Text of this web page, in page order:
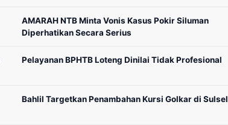
AMARAH NTB Minta Vonis Kasus Pokir Siluman
Diperhatikan Secara Serius
Pelayanan BPHTB Loteng Dinilai Tidak Profesional
Bahlil Targetkan Penambahan Kursi Golkar di Sulsel